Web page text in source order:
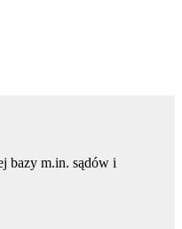
bazy m.in. sądów i